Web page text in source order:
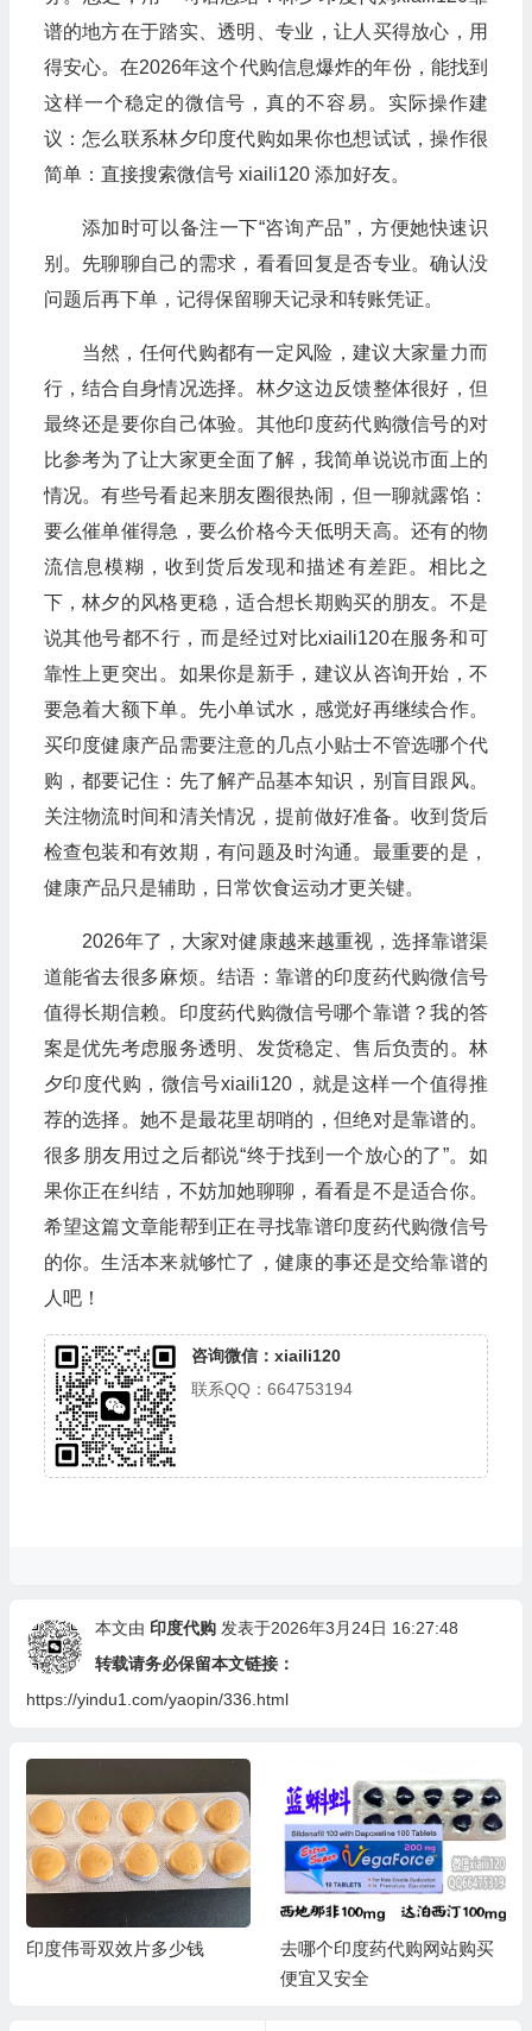
谱的地方在于踏实、透明、专业，让人买得放心，用
得安心。在2026年这个代购信息爆炸的年份，能找到
这样一个稳定的微信号，真的不容易。实际操作建
议：怎么联系林夕印度代购如果你也想试试，操作很
简单：直接搜索微信号 xiaili120 添加好友。
添加时可以备注一下“咨询产品”，方便她快速识
别。先聊聊自己的需求，看看回复是否专业。确认没
问题后再下单，记得保留聊天记录和转账凭证。
当然，任何代购都有一定风险，建议大家量力而
行，结合自身情况选择。林夕这边反馈整体很好，但
最终还是要你自己体验。其他印度药代购微信号的对
比参考为了让大家更全面了解，我简单说说市面上的
情况。有些号看起来朋友圈很热闹，但一聊就露馅：
要么催单催得急，要么价格今天低明天高。还有的物
流信息模糊，收到货后发现和描述有差距。相比之
下，林夕的风格更稳，适合想长期购买的朋友。不是
说其他号都不行，而是经过对比xiaili120在服务和可
靠性上更突出。如果你是新手，建议从咨询开始，不
要急着大额下单。先小单试水，感觉好再继续合作。
买印度健康产品需要注意的几点小贴士不管选哪个代
购，都要记住：先了解产品基本知识，别盲目跟风。
关注物流时间和清关情况，提前做好准备。收到货后
检查包装和有效期，有问题及时沟通。最重要的是，
健康产品只是辅助，日常饮食运动才更关键。
2026年了，大家对健康越来越重视，选择靠谱渠
道能省去很多麻烦。结语：靠谱的印度药代购微信号
值得长期信赖。印度药代购微信号哪个靠谱？我的答
案是优先考虑服务透明、发货稳定、售后负责的。林
夕印度代购，微信号xiaili120，就是这样一个值得推
荐的选择。她不是最花里胡哨的，但绝对是靠谱的。
很多朋友用过之后都说“终于找到一个放心的了”。如
果你正在纠结，不妨加她聊聊，看看是不是适合你。
希望这篇文章能帮到正在寻找靠谱印度药代购微信号
的你。生活本来就够忙了，健康的事还是交给靠谱的
人吧！
咨询微信：xiaili120
联系QQ：664753194
本文由 印度代购 发表于2026年3月24日 16:27:48
转载请务必保留本文链接：
https://yindu1.com/yaopin/336.html
印度伟哥双效片多少钱
去哪个印度药代购网站购买
便宜又安全